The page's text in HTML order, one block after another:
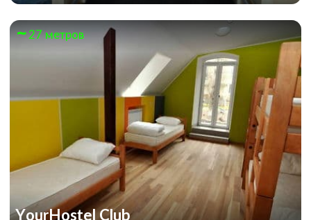
27 метров
YourHostel Club